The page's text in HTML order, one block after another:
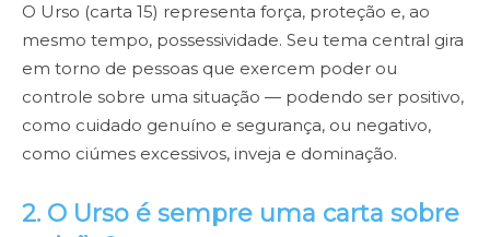
O Urso (carta 15) representa força, proteção e, ao
mesmo tempo, possessividade. Seu tema central gira
em torno de pessoas que exercem poder ou
controle sobre uma situação — podendo ser positivo,
como cuidado genuíno e segurança, ou negativo,
como ciúmes excessivos, inveja e dominação.
2. O Urso é sempre uma carta sobre